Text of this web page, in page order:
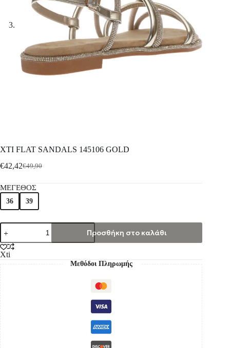
XTI FLAT SANDALS 145106 GOLD
€49,90
€42,42
ΜΕΓΕΘΟΣ
36 39
Προσθήκη στο καλάθι
Xti
Μεθόδοι Πληρωμής